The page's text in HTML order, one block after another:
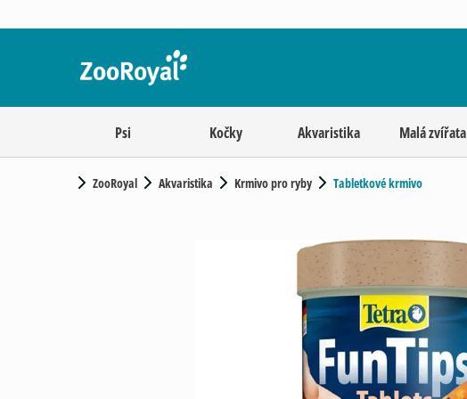
Psi Kočky Akvaristika Malá zvířata
ZooRoyal Akvaristika Krmivo pro ryby Tabletkové krmivo